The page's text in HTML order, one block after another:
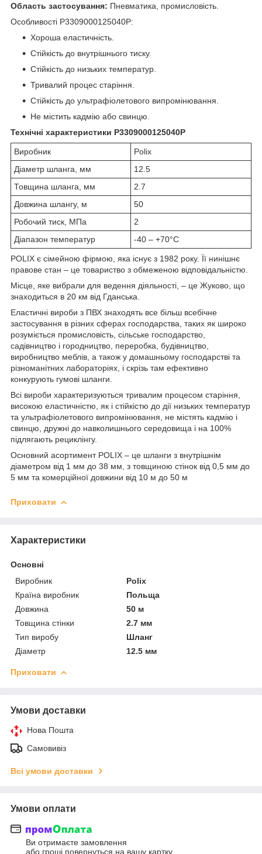
Область застосування: Пневматика, промисловість.
Особливості P3309000125040P:
Хороша еластичність.
Стійкість до внутрішнього тиску.
Стійкість до низьких температур.
Тривалий процес старіння.
Стійкість до ультрафіолетового випромінювання.
Не містить кадмію або свинцю.
Технічні характеристики P3309000125040P
Виробник
Polix
Діаметр шланга, мм
12.5
Товщина шланга, мм
2.7
Довжина шлангу, м
50
Робочий тиск, МПа
2
Діапазон температур
-40 – +70°C
POLIX є сімейною фірмою, яка існує з 1982 року. Її нинішнє
правове стан – це товариство з обмеженою відповідальністю.
Місце, яке вибрали для ведення діяльності, – це Жуково, що
знаходиться в 20 км від Гданська.
Еластичні вироби з ПВХ знаходять все більш всебічне
застосування в різних сферах господарства, таких як широко
розуміється промисловість, сільське господарство,
садівництво і городництво, переробка, будівництво,
виробництво меблів, а також у домашньому господарстві та
різноманітних лабораторіях, і скрізь там ефективно
конкурують гумові шланги.
Всі вироби характеризуються тривалим процесом старіння,
високою еластичністю, як і стійкістю до дії низьких температур
та ультрафіолетового випромінювання, не містять кадмію і
свинцю, дружні до навколишнього середовища і на 100%
підлягають рециклінгу.
Основний асортимент POLIX – це шланги з внутрішнім
діаметром від 1 мм до 38 мм, з товщиною стінок від 0,5 мм до
5 мм та комерційної довжини від 10 м до 50 м
Приховати
Характеристики
Основні
Виробник
Polix
Країна виробник
Польща
Довжина
50 м
Товщина стінки
2.7 мм
Тип виробу
Шланг
Діаметр
12.5 мм
Приховати
Умови доставки
Нова Пошта
Самовивіз
Всі умови доставки
Умови оплати
Ви отримаєте замовлення
або гроші повернуться на вашу картку